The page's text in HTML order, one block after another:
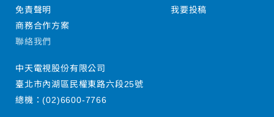
免責聲明
商務合作方案
我要投稿
聯絡我們
中天電視股份有限公司
臺北市內湖區民權東路六段25號
總機：(02)6600-7766